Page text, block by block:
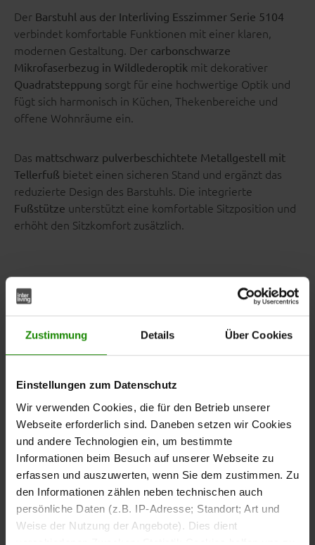
Zustimmung Details Über Cookies
Einstellungen zum Datenschutz
Wir verwenden Cookies, die für den Betrieb unserer
Webseite erforderlich sind. Daneben setzen wir Cookies
und andere Technologien ein, um bestimmte
Informationen beim Besuch auf unserer Webseite zu
erfassen und auszuwerten, wenn Sie dem zustimmen. Zu
den Informationen zählen neben technischen auch
persönliche Daten (z.B. IP-Adresse; Standort; Art und
Weise der Nutzung der Angebote). Dies dient
Der Barstuhl aus der Interliving Esszimmer Serie 5104
verbindet komfortable Funktionen mit einer klaren,
modernen Gestaltung. Der carbonschwarze
Mikrofaserbezug in Wildlederoptik mit dekorativer
Quadratsteppung sorgt für eine hochwertige Optik und
fügt sich harmonisch in Küchen, Thekenbereiche und
offene Wohnräume ein.
Das mattschwarz pulverbeschichtete Metallgestell mit
Tellerfuß bietet einen sicheren Stand und ergänzt das
reduzierte Design des Barstuhls. Die integrierte
Fußstütze unterstützt eine komfortable Sitzposition und
erhöht den Sitzkomfort zusätzlich.
Flexibel einstellbar für
unterschiedliche
Einsatzbereiche
DieLiftfunktionermöglicht eine individuelle Anpassung
der Sitzhöhe. Mit einer variablenSitzhöhe von ca. 55 bis
80 cmeignet sich der Barstuhl für unterschiedliche
Tresen-, Bartisch- und Küchenhöhen.
Zusätzlich verfügt der Barstuhl über eine360-Grad-
Drehfunktion, die Bewegungsfreiheit beim Sitzen bietet.
Dank derautomatischen Rückstellfunktiondreht sich der
Sitz nach dem Aufstehen selbstständig in seine